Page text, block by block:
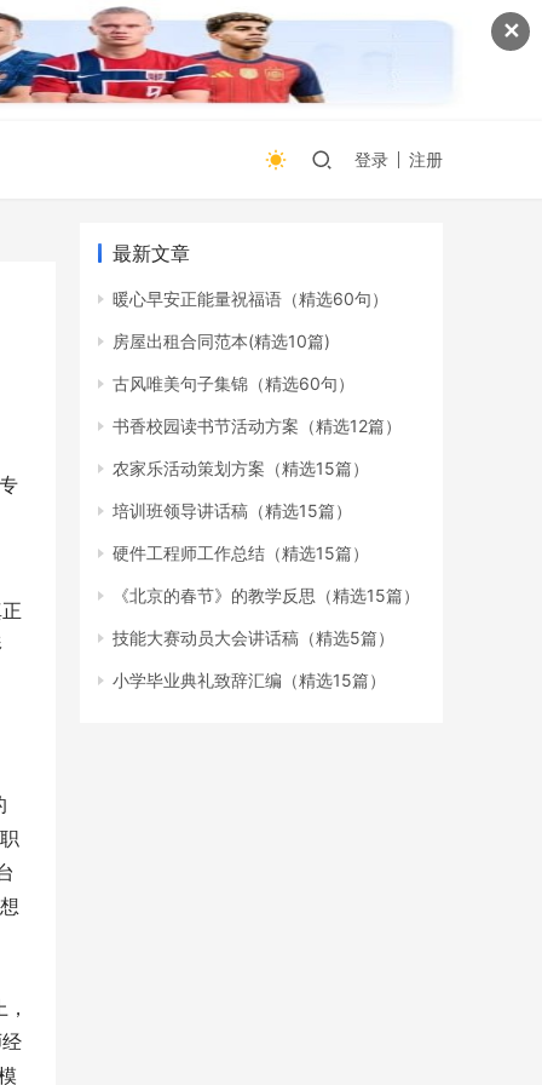
✕
登录 注册
最新文章
暖心早安正能量祝福语（精选60句）
房屋出租合同范本(精选10篇)
古风唯美句子集锦（精选60句）
书香校园读书节活动方案（精选12篇）
农家乐活动策划方案（精选15篇）
培训班领导讲话稿（精选15篇）
硬件工程师工作总结（精选15篇）
《北京的春节》的教学反思（精选15篇）
技能大赛动员大会讲话稿（精选5篇）
小学毕业典礼致辞汇编（精选15篇）